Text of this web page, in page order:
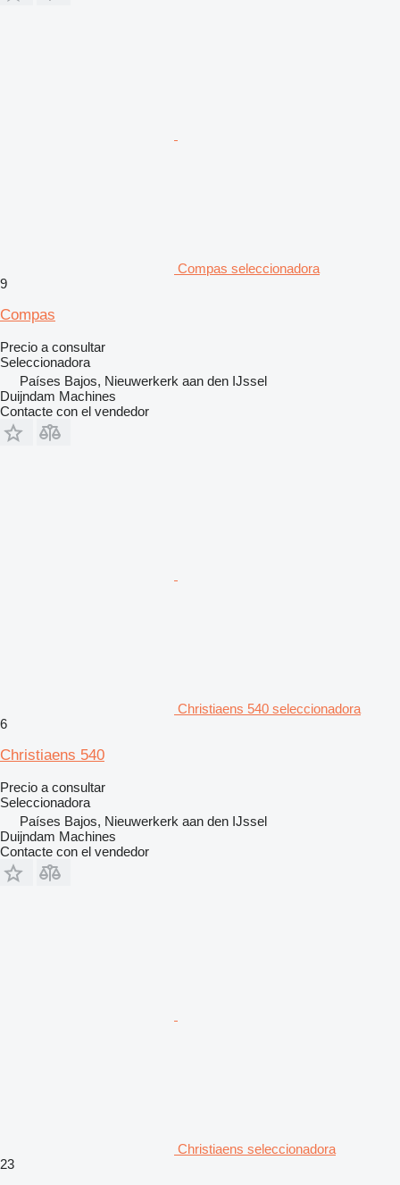
Compas seleccionadora
9
Compas
Precio a consultar
Seleccionadora
Países Bajos, Nieuwerkerk aan den IJssel
Duijndam Machines
Contacte con el vendedor
Christiaens 540 seleccionadora
6
Christiaens 540
Precio a consultar
Seleccionadora
Países Bajos, Nieuwerkerk aan den IJssel
Duijndam Machines
Contacte con el vendedor
Christiaens seleccionadora
23